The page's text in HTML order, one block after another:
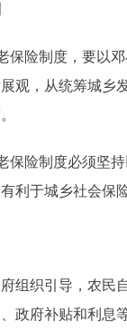
办
险制度，要以邓
观，从统筹城乡
险制度必须坚持
利于城乡社会保
织引导，农民自
政府补贴和利